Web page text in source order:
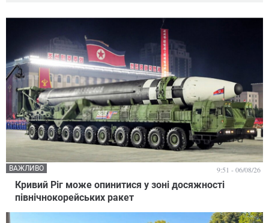
Кривий Ріг може опинитися у зоні досяжності
північнокорейських ракет
ВАЖЛИВО 9:51 - 06/08/26